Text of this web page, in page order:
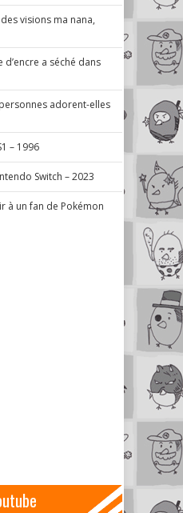
visions ma nana,
a séché dans
adorent-elles
– 1996
Switch – 2023
à un fan de Pokémon